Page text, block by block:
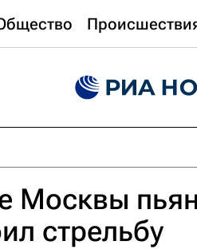
Москвы
стрельбу